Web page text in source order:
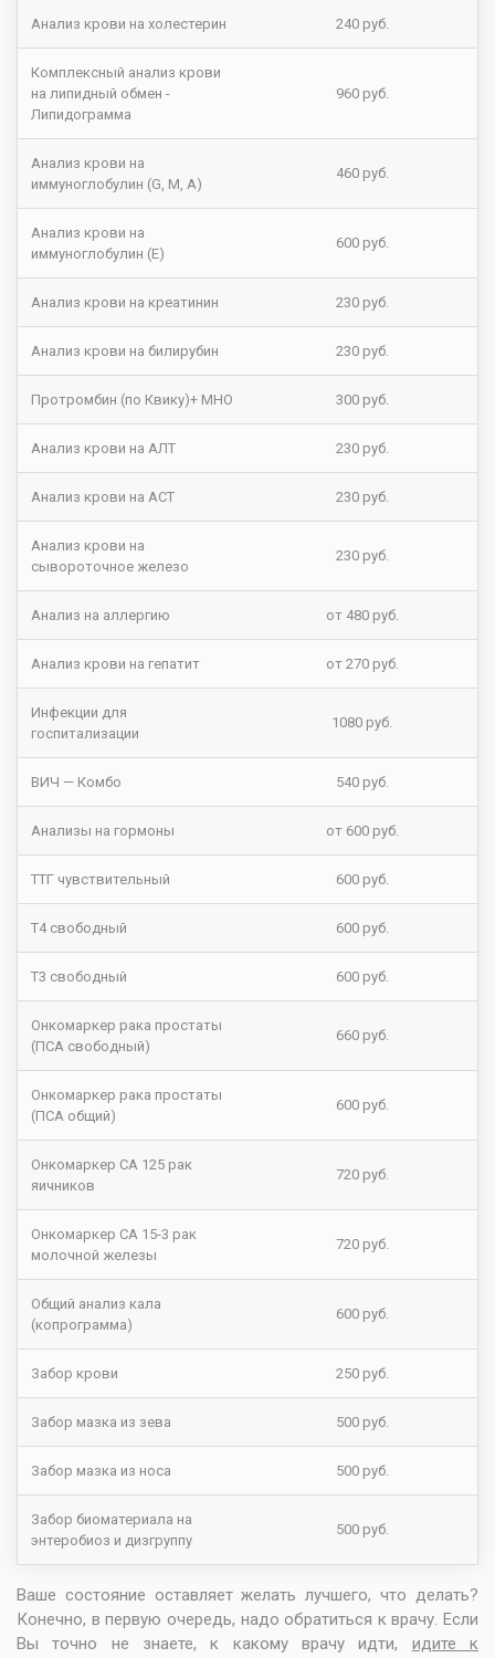
Анализ крови на холестерин 240 руб.
Комплексный анализ крови
на липидный обмен -
Липидограмма
960 руб.
Анализ крови на
иммуноглобулин (G, M, A)
460 руб.
Анализ крови на
иммуноглобулин (E)
600 руб.
Анализ крови на креатинин 230 руб.
Анализ крови на билирубин 230 руб.
Протромбин (по Квику)+ МНО 300 руб.
Анализ крови на АЛТ 230 руб.
Анализ крови на АСТ 230 руб.
Анализ крови на
сывороточное железо
230 руб.
Анализ на аллергию от 480 руб.
Анализ крови на гепатит от 270 руб.
Инфекции для
госпитализации
1080 руб.
ВИЧ — Комбо 540 руб.
Анализы на гормоны от 600 руб.
TTГ чувствительный 600 руб.
Т4 свободный 600 руб.
Т3 свободный 600 руб.
Онкомаркер рака простаты
(ПСА свободный)
660 руб.
Онкомаркер рака простаты
(ПСА общий)
600 руб.
Онкомаркер СА 125 рак
яичников
720 руб.
Онкомаркер СА 15-3 рак
молочной железы
720 руб.
Общий анализ кала
(копрограмма)
600 руб.
Забор крови 250 руб.
Забор мазка из зева 500 руб.
Забор мазка из носа 500 руб.
Забор биоматериала на
энтеробиоз и дизгруппу
500 руб.
Ваше состояние оставляет желать лучшего, что делать?
Конечно, в первую очередь, надо обратиться к врачу. Если
Вы точно не знаете, к какому врачу идти, идите к